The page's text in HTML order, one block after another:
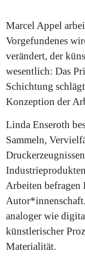
Marcel Appel
Vorgefundenes
verändert, der
wesentlich: Das
Schichtung
Konzeption der
Linda Enseroth
Sammeln,
Arbeiten
analoger wie
künstlerischer
Materialität.